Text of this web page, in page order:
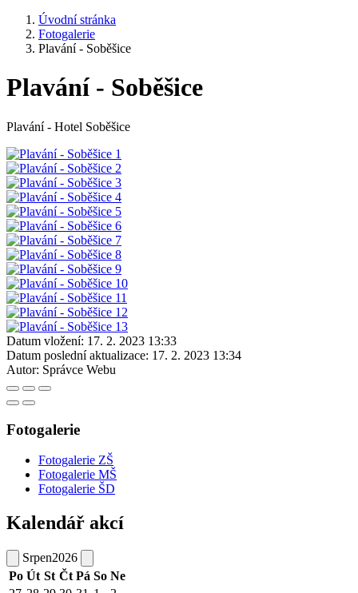
Úvodní stránka
Fotogalerie
Plavání - Soběšice
Plavání - Soběšice
Plavání - Hotel Soběšice
Datum vložení: 17. 2. 2023 13:33
Datum poslední aktualizace: 17. 2. 2023 13:34
Autor: Správce Webu
Fotogalerie
Fotogalerie ZŠ
Fotogalerie MŠ
Fotogalerie ŠD
Kalendář akcí
Srpen2026
Po Út St Čt Pá So Ne